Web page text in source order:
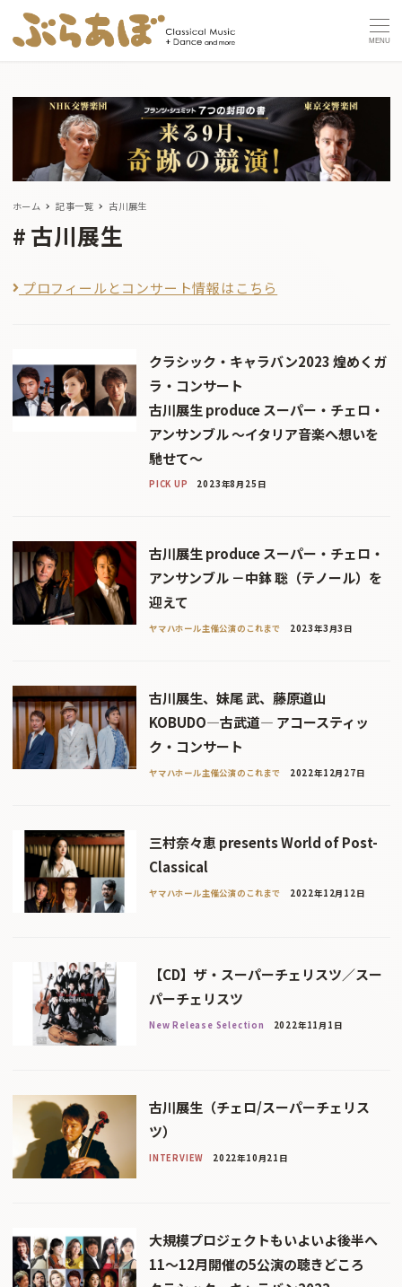
MENU
ホーム 記事一覧 古川展生
古川展生
プロフィールとコンサート情報はこちら
クラシック・キャラバン2023 煌めくガ
ラ・コンサート
古川展生 produce スーパー・チェロ・
アンサンブル 〜イタリア音楽へ想いを
馳せて〜
PICK UP 2023年8月25日
古川展生 produce スーパー・チェロ・
アンサンブル －中鉢 聡（テノール）を
迎えて
ヤマハホール主催公演のこれまで 2023年3月3日
古川展生、妹尾 武、藤原道山
KOBUDO―古武道― アコースティッ
ク・コンサート
ヤマハホール主催公演のこれまで 2022年12月27日
三村奈々恵 presents World of Post-
Classical
ヤマハホール主催公演のこれまで 2022年12月12日
【CD】ザ・スーパーチェリスツ／スー
パーチェリスツ
New Release Selection 2022年11月1日
古川展生（チェロ/スーパーチェリス
ツ）
INTERVIEW 2022年10月21日
大規模プロジェクトもいよいよ後半へ
11～12月開催の5公演の聴きどころ